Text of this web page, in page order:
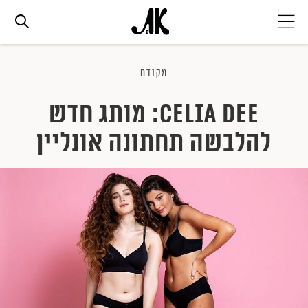
אג׳נדה
אופנה
ביוטי
סלבס
ערוצים נוספים
המגזין
מקודם
Celia Dee: מותג חדש
להלבשה תחתונה אונליין